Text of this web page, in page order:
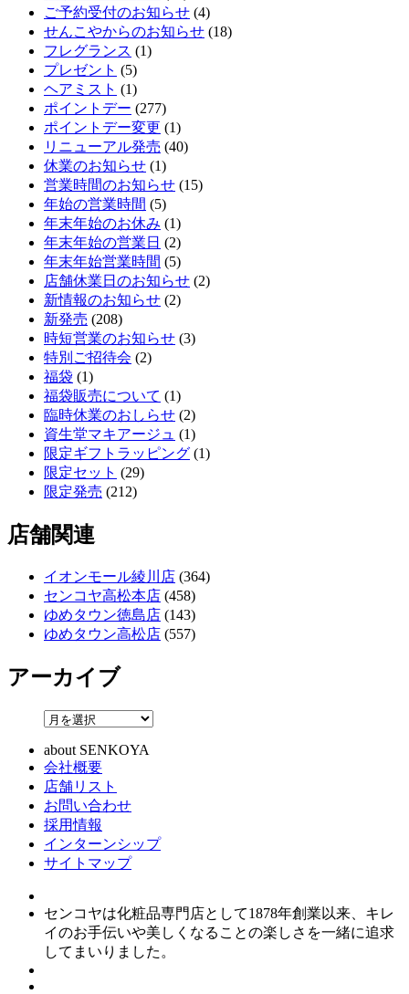
ご予約受付のお知らせ (4)
せんこやからのお知らせ (18)
フレグランス (1)
プレゼント (5)
ヘアミスト (1)
ポイントデー (277)
ポイントデー変更 (1)
リニューアル発売 (40)
休業のお知らせ (1)
営業時間のお知らせ (15)
年始の営業時間 (5)
年末年始のお休み (1)
年末年始の営業日 (2)
年末年始営業時間 (5)
店舗休業日のお知らせ (2)
新情報のお知らせ (2)
新発売 (208)
時短営業のお知らせ (3)
特別ご招待会 (2)
福袋 (1)
福袋販売について (1)
臨時休業のおしらせ (2)
資生堂マキアージュ (1)
限定ギフトラッピング (1)
限定セット (29)
限定発売 (212)
店舗関連
イオンモール綾川店 (364)
センコヤ高松本店 (458)
ゆめタウン徳島店 (143)
ゆめタウン高松店 (557)
アーカイブ
about SENKOYA
会社概要
店舗リスト
お問い合わせ
採用情報
インターンシップ
サイトマップ
センコヤは化粧品専門店として1878年創業以来、キレ
イのお手伝いや美しくなることの楽しさを一緒に追求
してまいりました。